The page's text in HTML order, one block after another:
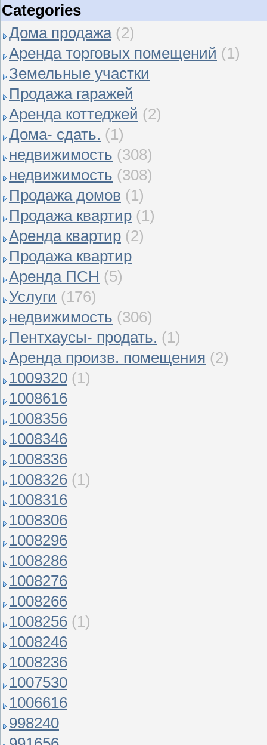
Categories
Дома продажа (2)
Аренда торговых помещений (1)
Земельные участки
Продажа гаражей
Аренда коттеджей (2)
Дома- сдать. (1)
недвижимость (308)
недвижимость (308)
Продажа домов (1)
Продажа квартир (1)
Аренда квартир (2)
Продажа квартир
Аренда ПСН (5)
Услуги (176)
недвижимость (306)
Пентхаусы- продать. (1)
Аренда произв. помещения (2)
1009320 (1)
1008616
1008356
1008346
1008336
1008326 (1)
1008316
1008306
1008296
1008286
1008276
1008266
1008256 (1)
1008246
1008236
1007530
1006616
998240